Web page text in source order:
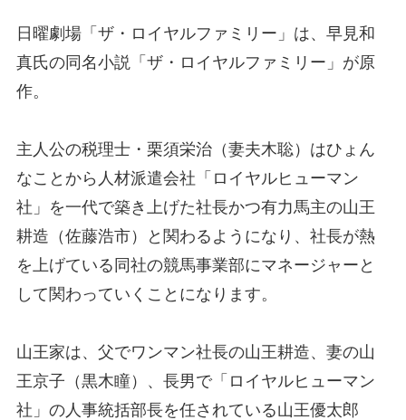
日曜劇場「ザ・ロイヤルファミリー」は、早見和
真氏の同名小説「ザ・ロイヤルファミリー」が原
作。
主人公の税理士・栗須栄治（妻夫木聡）はひょん
なことから人材派遣会社「ロイヤルヒューマン
社」を一代で築き上げた社長かつ有力馬主の山王
耕造（佐藤浩市）と関わるようになり、社長が熱
を上げている同社の競馬事業部にマネージャーと
して関わっていくことになります。
山王家は、父でワンマン社長の山王耕造、妻の山
王京子（黒木瞳）、長男で「ロイヤルヒューマン
社」の人事統括部長を任されている山王優太郎